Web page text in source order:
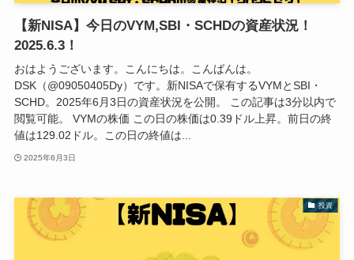
【新NISA】今日のVYM,SBI・SCHDの資産状況！
2025.6.3！
おはようございます。こんにちは。こんばんは。
DSK（@09050405Dy）です。新NISAで保有するVYMとSBI・
SCHD。2025年6月3日の資産状況を公開。 この記事は3分以内で
閲覧可能。 VYMの株価 この日の株価は0.39ドル上昇。前日の終
値は129.02ドル。この日の終値は...
2025年6月3日
投資